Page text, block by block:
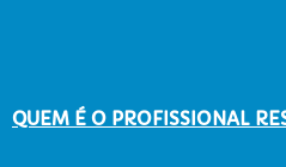
QUEM É O PROFISSIONAL